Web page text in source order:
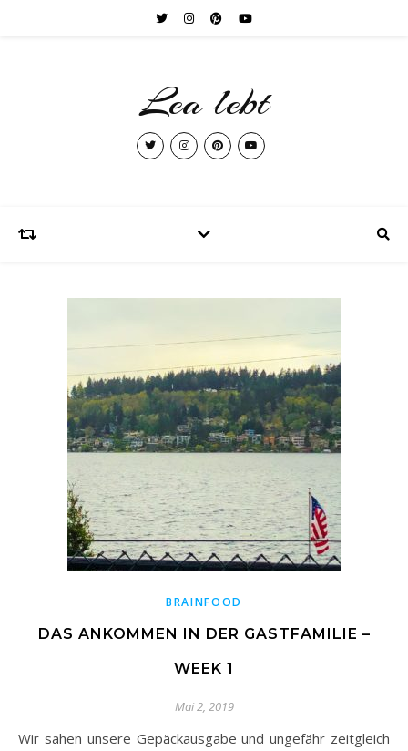
Lea lebt
BRAINFOOD
DAS ANKOMMEN IN DER GASTFAMILIE –
WEEK 1
Mai 2, 2019
Wir sahen unsere Gepäckausgabe und ungefähr zeitgleich